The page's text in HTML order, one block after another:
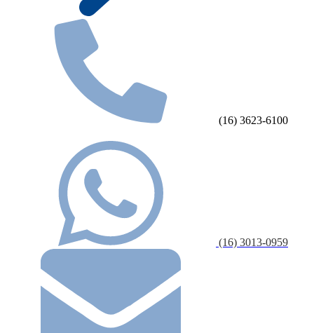
(16) 3623-6100
(16) 3013-0959